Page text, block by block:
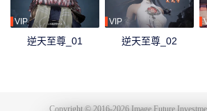
身上。 譚雲是望月鎮小貴族譚家的少爺，但鴻蒙至
激才能覺醒。在婚禮中，譚雲撞見未婚妻與司徒家少
之時終於覺醒了鴻蒙至尊的記憶。 原先廢柴的譚雲憑
命，擁有了神級的天賦，然後開始修煉前世的功法，
也收穫了多位風姿卓絕的佳麗。
VIP
逆天至尊_01
VIP
逆天至尊_02
Copyright © 2016-2026Image Future